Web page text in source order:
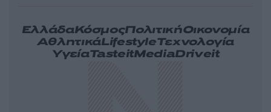
ΕλλάδαΚόσμοςΠολιτικήΟικονομία
ΑθλητικάLifestyleΤεχνολογία
ΥγείαTasteitMediaDriveit